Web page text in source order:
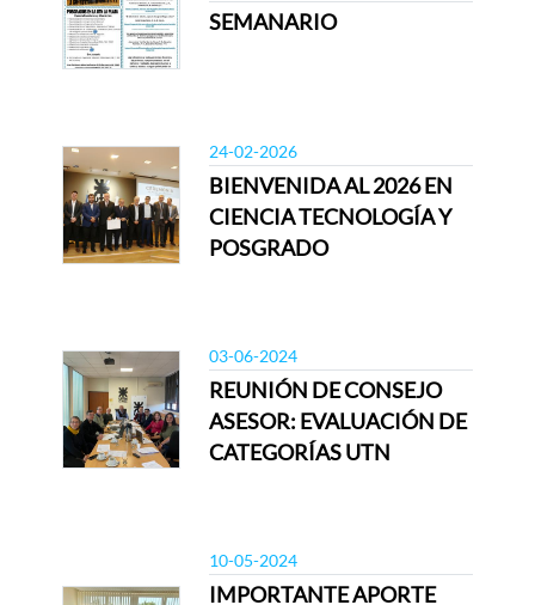
SEMANARIO
24-02-2026
BIENVENIDA AL 2026 EN
CIENCIA TECNOLOGÍA Y
POSGRADO
03-06-2024
REUNIÓN DE CONSEJO
ASESOR: EVALUACIÓN DE
CATEGORÍAS UTN
10-05-2024
IMPORTANTE APORTE